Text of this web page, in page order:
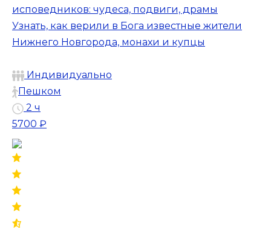
исповедников: чудеса, подвиги, драмы
Узнать, как верили в Бога известные жители
Нижнего Новгорода, монахи и купцы
Индивидуально
Пешком
2 ч
5700 ₽